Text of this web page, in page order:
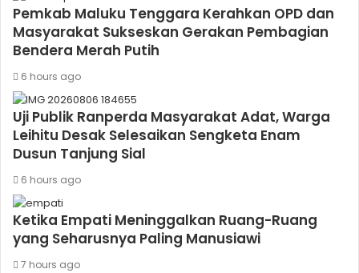
Pemkab Maluku Tenggara Kerahkan OPD dan
Masyarakat Sukseskan Gerakan Pembagian
Bendera Merah Putih
6 hours ago
Uji Publik Ranperda Masyarakat Adat, Warga
Leihitu Desak Selesaikan Sengketa Enam
Dusun Tanjung Sial
6 hours ago
Ketika Empati Meninggalkan Ruang-Ruang
yang Seharusnya Paling Manusiawi
7 hours ago